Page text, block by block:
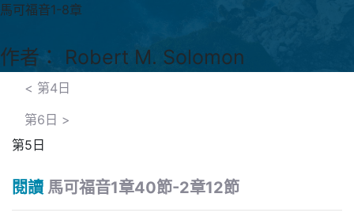
馬可福音1-8章
作者： Robert M. Solomon
< 第4日
第6日 >
第5日
閱讀 馬可福音1章40節-2章12節